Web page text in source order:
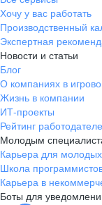
Хочу у вас работать
Производственный
Экспертная
Новости и статьи
Блог
О компаниях в
Жизнь в компании
ИТ-проекты
Рейтинг
Молодым
Карьера для
Школа
Карьера в
Боты для